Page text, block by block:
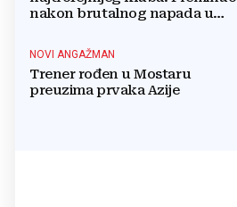
nakon brutalnog napada u
NOVI ANGAŽMAN
Trener rođen u Mostaru
preuzima prvaka Azije